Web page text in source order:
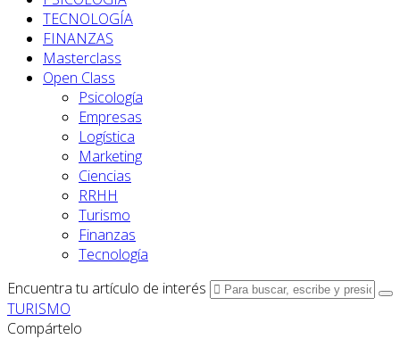
TECNOLOGÍA
FINANZAS
Masterclass
Open Class
Psicología
Empresas
Logística
Marketing
Ciencias
RRHH
Turismo
Finanzas
Tecnología
Encuentra tu artículo de interés
TURISMO
Compártelo